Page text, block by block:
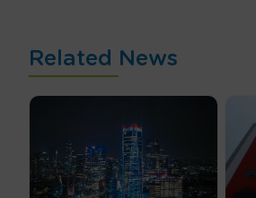
Related News